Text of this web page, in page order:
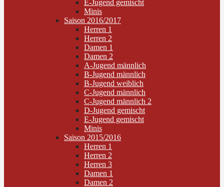
E-Jugend gemischt
Minis
Saison 2016/2017
Herren 1
Herren 2
Damen 1
Damen 2
A-Jugend männlich
B-Jugend männlich
B-Jugend weiblich
C-Jugend männlich
C-Jugend männlich 2
D-Jugend gemischt
E-Jugend gemischt
Minis
Saison 2015/2016
Herren 1
Herren 2
Herren 3
Damen 1
Damen 2